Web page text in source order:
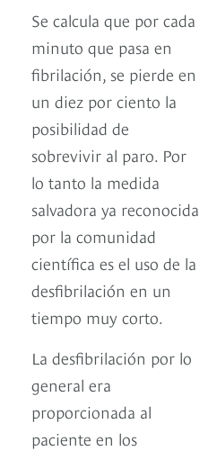
Se calcula que por cada
minuto que pasa en
fibrilación, se pierde en
un diez por ciento la
posibilidad de
sobrevivir al paro. Por
lo tanto la medida
salvadora ya reconocida
por la comunidad
científica es el uso de la
desfibrilación en un
tiempo muy corto.
La desfibrilación por lo
general era
proporcionada al
paciente en los